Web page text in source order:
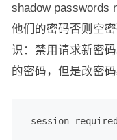
shadow passwords
他们的密码否则空
识：禁用请求新密
的密码，但是改密
session